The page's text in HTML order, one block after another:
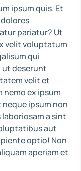
ipsum quis. Et
pariatur? Ut
velit voluptatum
qui
ut deserunt
velit et
ex ipsum
ipsum non
a sint
aut
optio! Non
aperiam et